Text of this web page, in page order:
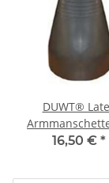
DUWT®
16,50 € *